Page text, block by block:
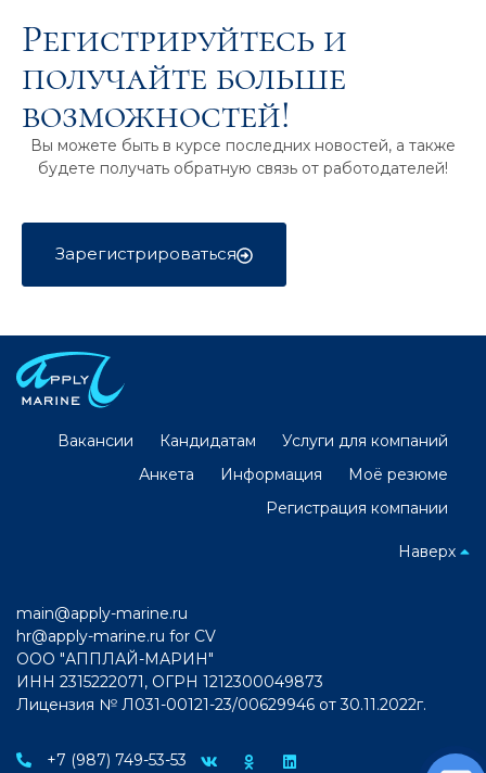
Регистрируйтесь и
получайте больше
возможностей!
Вы можете быть в курсе последних новостей, а также
будете получать обратную связь от работодателей!
Зарегистрироваться
Вакансии Кандидатам
Услуги для компаний
Анкета
Информация
Моё резюме
Регистрация компании
Наверх
main@apply-marine.ru
hr@apply-marine.ru for CV
ООО "АППЛАЙ-МАРИН"
ИНН 2315222071, ОГРН 1212300049873
Лицензия № Л031-00121-23/00629946 от 30.11.2022г.
+7 (987) 749-53-53